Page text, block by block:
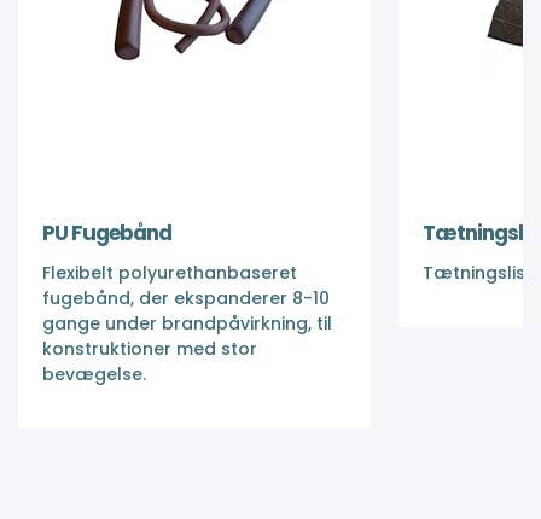
PU Fugebånd
Flexibelt polyurethanbaseret
fugebånd, der ekspanderer 8-10
gange under brandpåvirkning, til
konstruktioner med stor
bevægelse.